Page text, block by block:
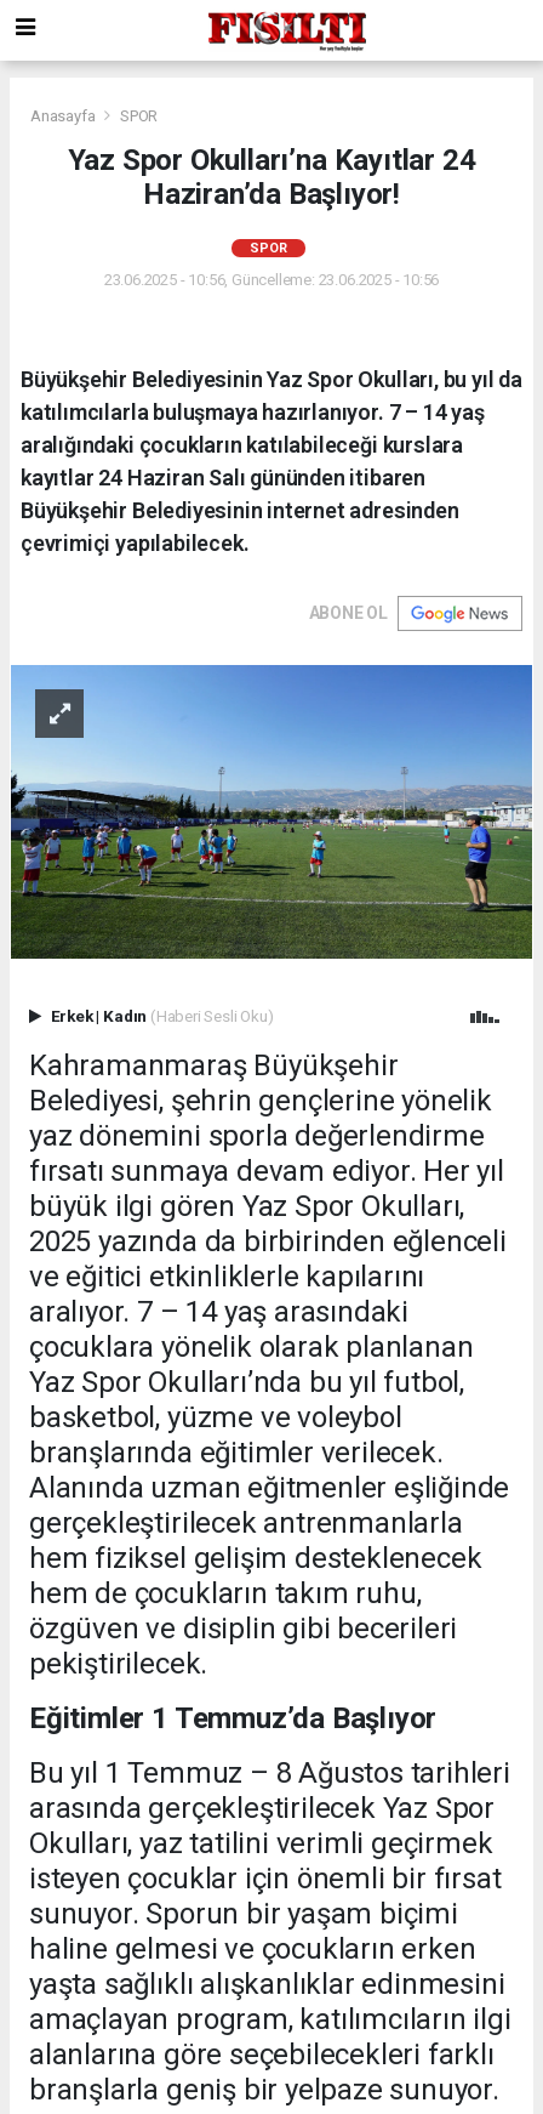
Anasayfa SPOR
Yaz Spor Okulları’na Kayıtlar 24
Haziran’da Başlıyor!
SPOR
23.06.2025 - 10:56, Güncelleme: 23.06.2025 - 10:56
Büyükşehir Belediyesinin Yaz Spor Okulları, bu yıl da
katılımcılarla buluşmaya hazırlanıyor. 7 – 14 yaş
aralığındaki çocukların katılabileceği kurslara
kayıtlar 24 Haziran Salı gününden itibaren
Büyükşehir Belediyesinin internet adresinden
çevrimiçi yapılabilecek.
ABONE OL
Erkek| Kadın (Haberi Sesli Oku)
Kahramanmaraş Büyükşehir
Belediyesi, şehrin gençlerine yönelik
yaz dönemini sporla değerlendirme
fırsatı sunmaya devam ediyor. Her yıl
büyük ilgi gören Yaz Spor Okulları,
2025 yazında da birbirinden eğlenceli
ve eğitici etkinliklerle kapılarını
aralıyor. 7 – 14 yaş arasındaki
çocuklara yönelik olarak planlanan
Yaz Spor Okulları’nda bu yıl futbol,
basketbol, yüzme ve voleybol
branşlarında eğitimler verilecek.
Alanında uzman eğitmenler eşliğinde
gerçekleştirilecek antrenmanlarla
hem fiziksel gelişim desteklenecek
hem de çocukların takım ruhu,
özgüven ve disiplin gibi becerileri
pekiştirilecek.
Eğitimler 1 Temmuz’da Başlıyor
Bu yıl 1 Temmuz – 8 Ağustos tarihleri
arasında gerçekleştirilecek Yaz Spor
Okulları, yaz tatilini verimli geçirmek
isteyen çocuklar için önemli bir fırsat
sunuyor. Sporun bir yaşam biçimi
haline gelmesi ve çocukların erken
yaşta sağlıklı alışkanlıklar edinmesini
amaçlayan program, katılımcıların ilgi
alanlarına göre seçebilecekleri farklı
branşlarla geniş bir yelpaze sunuyor.